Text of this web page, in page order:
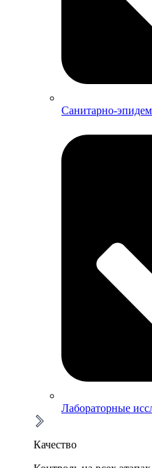
Санитарно-
Лабораторные
Качество